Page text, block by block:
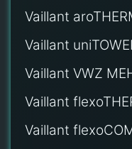
Vaillant
Vaillant
Vaillant VWZ
Vaillant
Vaillant